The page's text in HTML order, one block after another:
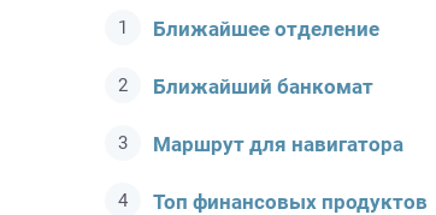
Ближайшее отделение
Ближайший банкомат
Маршрут для навигатора
Топ финансовых продуктов